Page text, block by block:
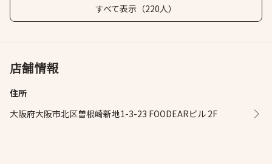
すべて表示（220人）
店舗情報
住所
大阪府大阪市北区曽根崎新地1-3-23 FOODEARビル 2F